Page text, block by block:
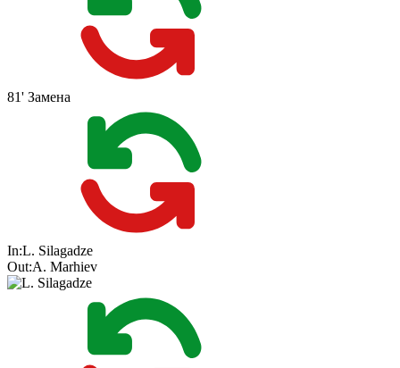
81' Замена
In:L. Silagadze
Out:A. Marhiev